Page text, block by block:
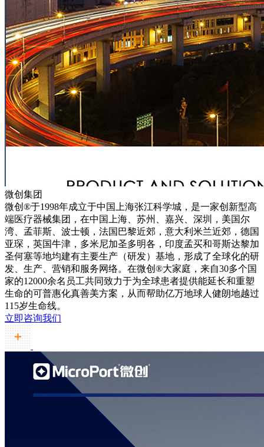
微创集团
微创®于1998年成立于中国上海张江科学城，是一家创新型高
端医疗器械集团，在中国上海、苏州、嘉兴、深圳，美国尔
湾、孟菲斯、波士顿，法国巴黎近郊，意大利米兰近郊，德国
亚琛，英国牛津，多米尼加圣多明各，印度孟买和哥斯达黎加
圣何塞等地均建有主要生产（研发）基地，形成了全球化的研
发、生产、营销和服务网络。在微创®大家庭，来自30多个国
家的12000余名员工共同致力于为全球患者提供能延长和重塑
生命的可普惠化真善美方案，从而帮助亿万地球人健朗地越过
115岁生命线。
立即咨询我们